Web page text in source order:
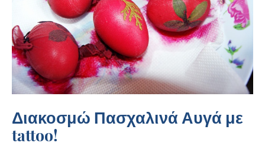
Διακοσμώ Πασχαλινά Αυγά με
tattoo!